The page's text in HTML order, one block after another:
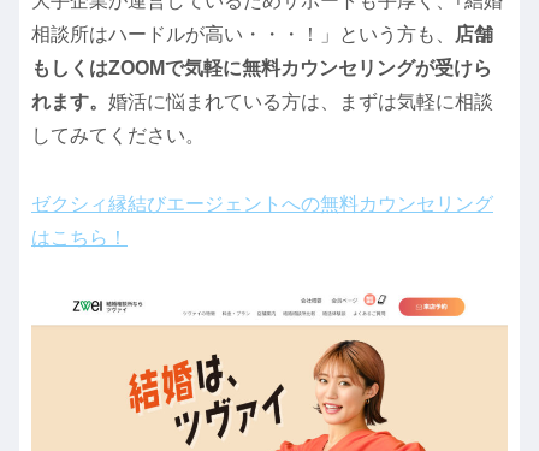
相談所はハードルが高い・・・！」という方も、
店舗
もしくはZOOMで気軽に無料カウンセリングが受けら
れます。 婚活に悩まれている方は、まずは気軽に相談
してみてください。
ゼクシィ縁結びエージェントへの無料カウンセリング
はこちら！